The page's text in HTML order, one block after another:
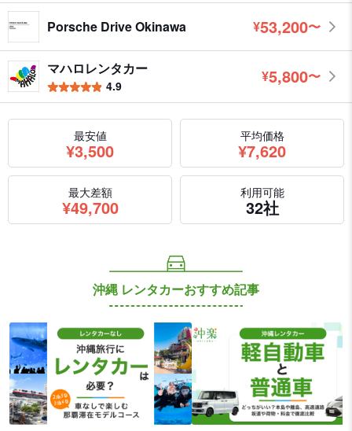
Porsche Drive Okinawa ¥53,200 円
〜
マハロレンタカー
4.9
¥5,800 円
〜
最安値
¥3,500
円
平均価格
¥7,620
円
最大差額
¥49,700
円
利用可能
32社
沖縄 レンタカーおすすめ記事